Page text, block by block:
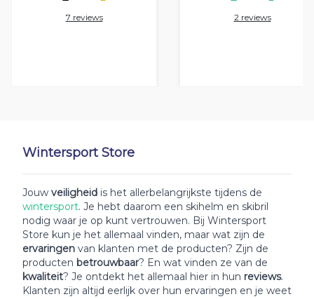
Wintersport Store
Jouw veiligheid is het allerbelangrijkste tijdens de
wintersport. Je hebt daarom een skihelm en skibril
nodig waar je op kunt vertrouwen. Bij Wintersport
Store kun je het allemaal vinden, maar wat zijn de
ervaringen van klanten met de producten? Zijn de
producten betrouwbaar? En wat vinden ze van de
kwaliteit? Je ontdekt het allemaal hier in hun reviews.
Klanten zijn altijd eerlijk over hun ervaringen en je weet
7 reviews 2 reviews